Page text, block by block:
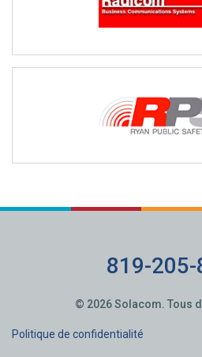
sécurité publique dans le nord de
solutions complètes qui comprennent
projet, l’installation, la
819-205-
© 2026 Solacom. Tous
Politique de confidentialité